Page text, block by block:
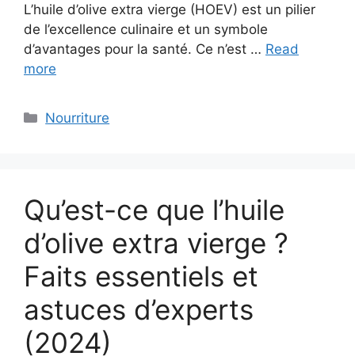
L’huile d’olive extra vierge (HOEV) est un pilier
de l’excellence culinaire et un symbole
d’avantages pour la santé. Ce n’est … Read
more
Categories
Nourriture
Qu’est-ce que l’huile
d’olive extra vierge ?
Faits essentiels et
astuces d’experts
(2024)